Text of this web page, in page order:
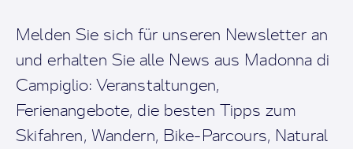
Melden Sie sich für unseren Newsletter an
und erhalten Sie alle News aus Madonna di
Campiglio: Veranstaltungen,
Ferienangebote, die besten Tipps zum
Skifahren, Wandern, Bike-Parcours, Natural